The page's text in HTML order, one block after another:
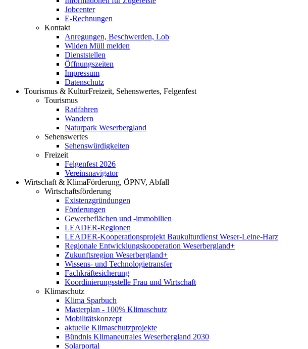
Jobcenter
E-Rechnungen
Kontakt
Anregungen, Beschwerden, Lob
Wilden Müll melden
Dienststellen
Öffnungszeiten
Impressum
Datenschutz
Tourismus & KulturFreizeit, Sehenswertes, Felgenfest
Tourismus
Radfahren
Wandern
Naturpark Weserbergland
Sehenswertes
Sehenswürdigkeiten
Freizeit
Felgenfest 2026
Vereinsnavigator
Wirtschaft & KlimaFörderung, ÖPNV, Abfall
Wirtschaftsförderung
Existenzgründungen
Förderungen
Gewerbeflächen und -immobilien
LEADER-Regionen
LEADER-Kooperationsprojekt Baukulturdienst Weser-Leine-Harz
Regionale Entwicklungskooperation Weserbergland+
Zukunftsregion Weserbergland+
Wissens- und Technologietransfer
Fachkräftesicherung
Koordinierungsstelle Frau und Wirtschaft
Klimaschutz
Klima Sparbuch
Masterplan - 100% Klimaschutz
Mobilitätskonzept
aktuelle Klimaschutzprojekte
Bündnis Klimaneutrales Weserbergland 2030
Solarportal